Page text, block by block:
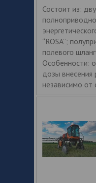
Состоит из:
“ROSA”;
полевого
Особенности:
дозы
независимо от